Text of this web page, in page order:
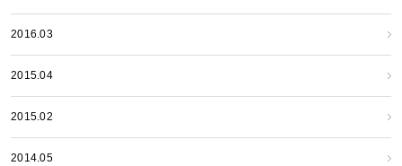
2016.03
2015.04
2015.02
2014.05